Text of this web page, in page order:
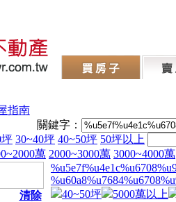
指南
關鍵字：
坪 30~40坪 40~50坪 50坪以上
萬 2000~3000萬 3000~4000萬
清除
40~50坪
5000萬以上